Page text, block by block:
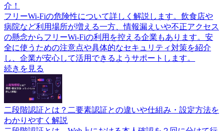
介！
フリーWi-Fiの危険性について詳しく解説します。飲食店や
病院など利用場所が増える一方、情報漏えいや不正アクセス
の懸念からフリーWi-Fiの利用を控える企業もあります。安
全に使うための注意点や具体的なセキュリティ対策を紹介
し、企業が安心して活用できるようサポートします。
続きを見る
二段階認証とは？二要素認証との違いや仕組み・設定方法を
わかりやすく解説